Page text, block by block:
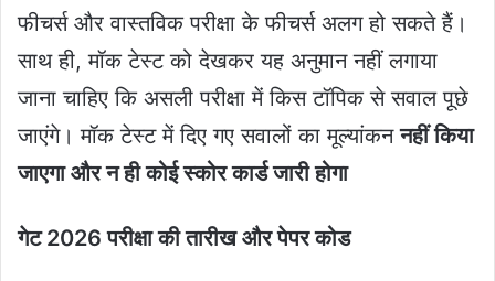
फीचर्स और वास्तविक परीक्षा के फीचर्स अलग हो सकते हैं।
साथ ही, मॉक टेस्ट को देखकर यह अनुमान नहीं लगाया
जाना चाहिए कि असली परीक्षा में किस टॉपिक से सवाल पूछे
जाएंगे। मॉक टेस्ट में दिए गए सवालों का मूल्यांकननहीं किया
जाएगा और न ही कोई स्कोर कार्ड जारी होगा
गेट 2026 परीक्षा की तारीख और पेपर कोड